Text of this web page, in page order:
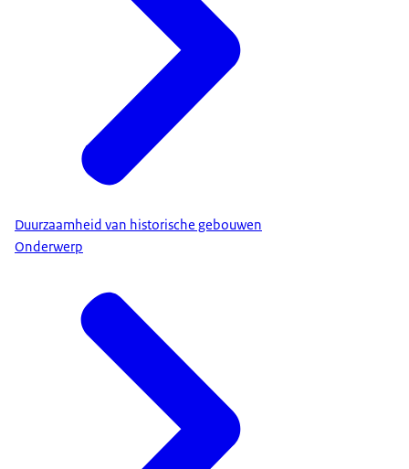
Duurzaamheid van historische gebouwen
Onderwerp